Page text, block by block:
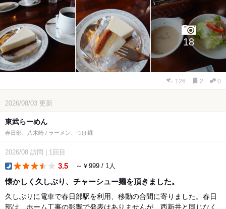
18
126 2 0
2026/08/03 更新
東武らーめん
春日部、八木崎 / ラーメン、つけ麺
2026/08 訪問 1回目
3.5 ～￥999 / 1人
懐かしく久しぶり、チャーシュー麺を頂きました。
久しぶりに電車で春日部駅を利用、移動の合間に寄りました。春日
部は、ホーム工事の影響で発表はありませんが、西新井と同じなく